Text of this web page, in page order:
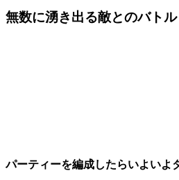
無数に湧き出る敵とのバトル
パーティーを編成したらいよいよ